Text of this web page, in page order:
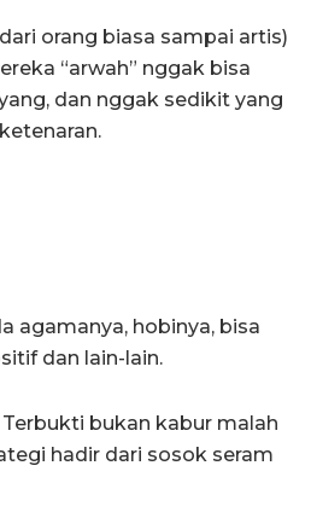
orang biasa sampai artis)
“arwah” nggak bisa
dan nggak sedikit yang
agamanya, hobinya, bisa
dan lain-lain.
bukan kabur malah
hadir dari sosok seram